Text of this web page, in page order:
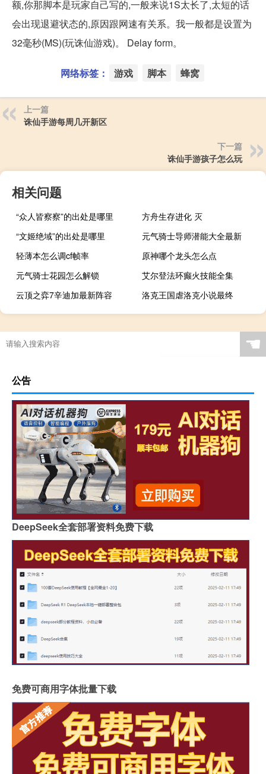
额,你那脚本是玩家自己写的,一般来说1S太长了,太短的话
会出现退避状态的,原因跟网速有关系。我一般都是设置为
32毫秒(MS)(玩诛仙游戏)。 Delay form。
网络标签： 游戏 脚本 蜂窝
上一篇
诛仙手游每周几开新区
下一篇
诛仙手游孩子怎么玩
相关问题
“众人皆察察”的出处是哪里
方舟生存进化 灭
“文姬绝域”的出处是哪里
元气骑士导师潜能大全最新
轻薄本怎么调cf帧率
原神哪个龙头怎么点
元气骑士花园怎么解锁
艾尔登法环癫火技能全集
云顶之弈7辛迪加最新阵容
洛克王国虐洛克小说最终
☚
公告
DeepSeek全套部署资料免费下载
免费可商用字体批量下载